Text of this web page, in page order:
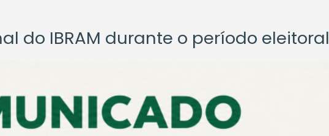
do IBRAM durante o período eleitoral